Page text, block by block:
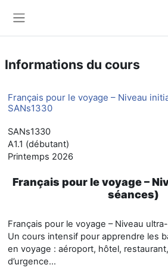
Informations du cours
Français pour le voyage – Niveau
SANs1330
SANs1330
A1.1 (débutant)
Printemps 2026
Français pour le voyage –
séances)
Français pour le voyage – Niveau
Un cours intensif pour apprendre les
en voyage : aéroport, hôtel,
d’urgence…